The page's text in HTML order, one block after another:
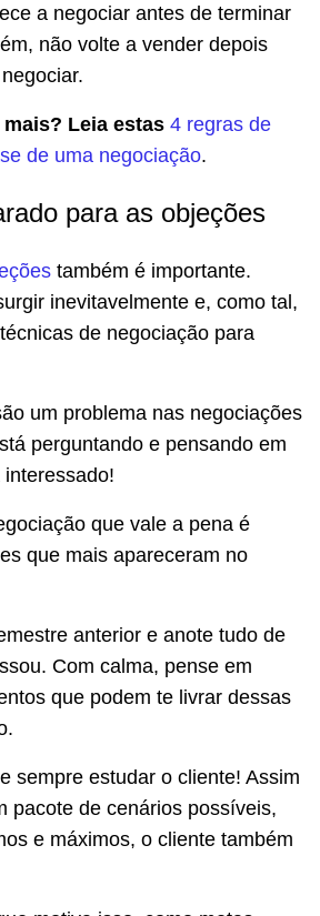
a negociar antes de terminar
não volte a vender depois
Leia estas 4 regras de
de uma negociação.
para as objeções
também é importante.
inevitavelmente e, como tal,
de negociação para
um problema nas negociações
perguntando e pensando em
que vale a pena é
que mais apareceram no
anterior e anote tudo de
Com calma, pense em
que podem te livrar dessas
sempre estudar o cliente! Assim
pacote de cenários possíveis,
e máximos, o cliente também